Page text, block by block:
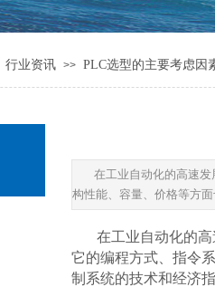
行业资讯 >> PLC选型的主要考虑因
在工业自动化的高速
构性能、容量、价格等方
在工业自动化的
它的编程方式、指令
制系统的技术和经济